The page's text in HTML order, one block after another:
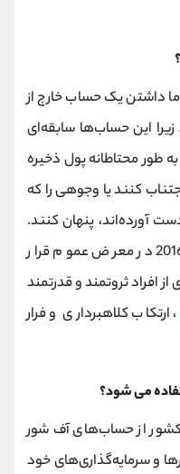
داشتن یک حساب خارج از
زیرا این حساب‌ها سابقه‌ای
طور محتاطانه پول ذخیره
کنند یا وجوهی را که
آورده‌اند، پنهان کنند.
اسناد پاناما، اسنادی که در سال 2016 در معرض عموم قرار
افراد ثروتمند و قدرتمند
، ارتکاب کلاهبرداری و فرار
می شود؟
کشور از حساب‌های آف‌ شور
و سرمایه‌گذاری‌های خود